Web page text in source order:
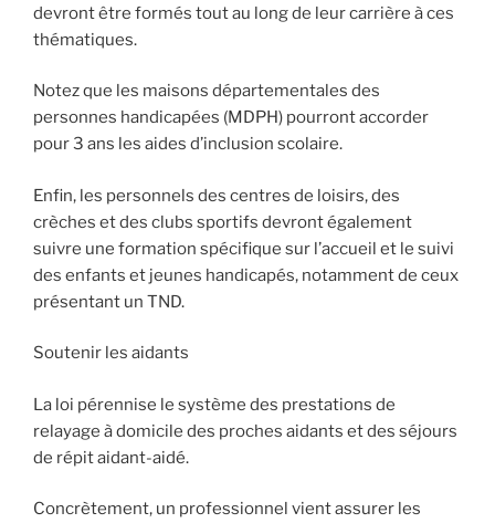
devront être formés tout au long de leur carrière à ces
thématiques.
Notez que les maisons départementales des
personnes handicapées (MDPH) pourront accorder
pour 3 ans les aides d’inclusion scolaire.
Enfin, les personnels des centres de loisirs, des
crèches et des clubs sportifs devront également
suivre une formation spécifique sur l’accueil et le suivi
des enfants et jeunes handicapés, notamment de ceux
présentant un TND.
Soutenir les aidants
La loi pérennise le système des prestations de
relayage à domicile des proches aidants et des séjours
de répit aidant-aidé.
Concrètement, un professionnel vient assurer les